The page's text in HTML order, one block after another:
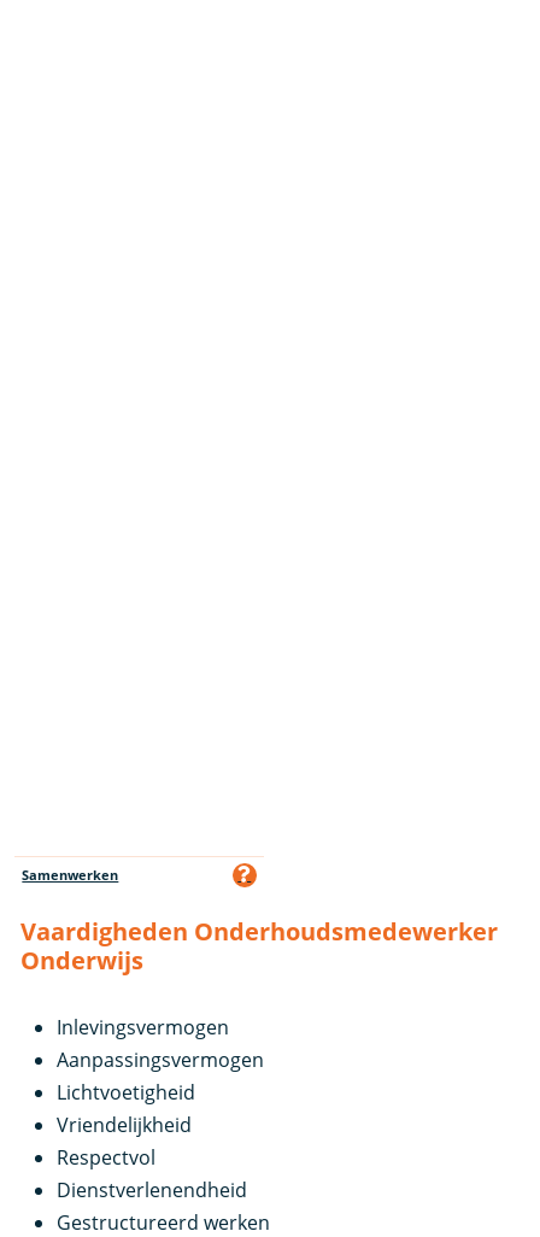
Samenwerken
Vaardigheden Onderhoudsmedewerker
Onderwijs
Inlevingsvermogen
Aanpassingsvermogen
Lichtvoetigheid
Vriendelijkheid
Respectvol
Dienstverlenendheid
Gestructureerd werken